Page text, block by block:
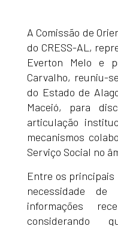
A Comissão de
do CRESS-AL,
Everton Melo e
Carvalho, reuniu-
do Estado de
Maceió, para
articulação
mecanismos
Serviço Social no
Entre os principais
necessidade
informações
considerando